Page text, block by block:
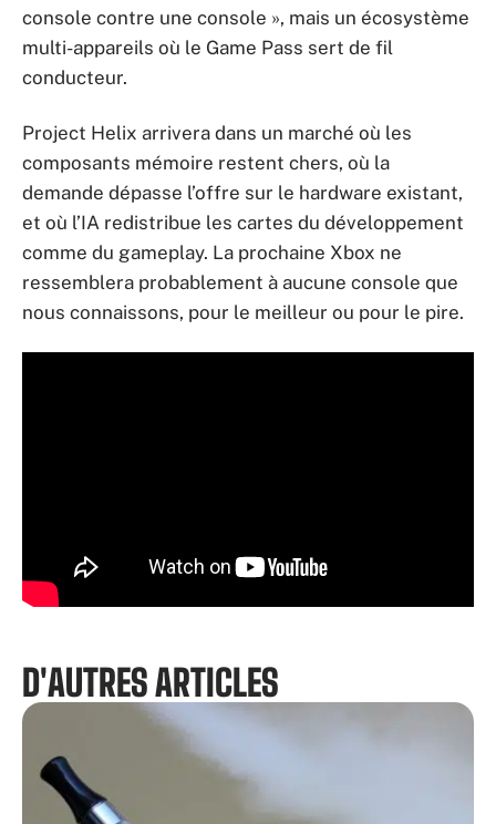
console contre une console », mais un écosystème
multi-appareils où le Game Pass sert de fil
conducteur.
Project Helix arrivera dans un marché où les
composants mémoire restent chers, où la
demande dépasse l’offre sur le hardware existant,
et où l’IA redistribue les cartes du développement
comme du gameplay. La prochaine Xbox ne
ressemblera probablement à aucune console que
nous connaissons, pour le meilleur ou pour le pire.
D'AUTRES ARTICLES